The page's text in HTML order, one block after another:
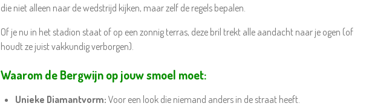
die niet alleen naar de wedstrijd kijken, maar zelf de regels bepalen.
Of je nu in het stadion staat of op een zonnig terras, deze bril trekt alle aandacht naar je ogen (of
houdt ze juist vakkundig verborgen).
Waarom de Bergwijn op jouw smoel moet:
Unieke Diamantvorm: Voor een look die niemand anders in de straat heeft.